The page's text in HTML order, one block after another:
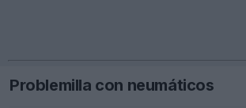
Problemilla con neumáticos